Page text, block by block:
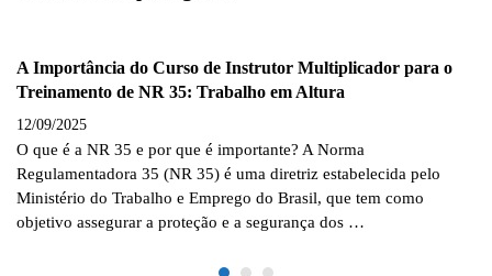
A Importância do Curso de Instrutor Multiplicador para o
Treinamento de NR 35: Trabalho em Altura
12/09/2025
O que é a NR 35 e por que é importante? A Norma
Regulamentadora 35 (NR 35) é uma diretriz estabelecida pelo
Ministério do Trabalho e Emprego do Brasil, que tem como
objetivo assegurar a proteção e a segurança dos …